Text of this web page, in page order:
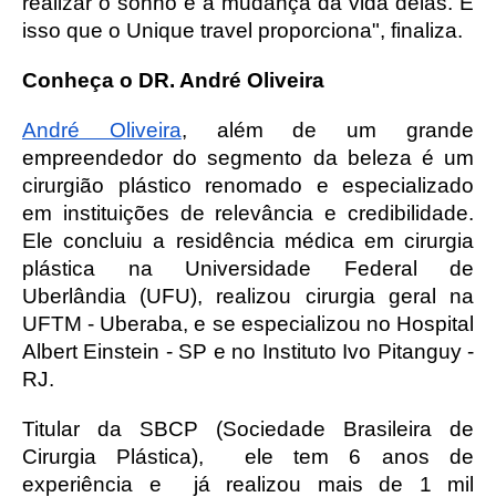
isso que o Unique travel proporciona", finaliza.
Conheça o DR. André Oliveira
André Oliveira, além de um grande
empreendedor do segmento da beleza é um
cirurgião plástico renomado e especializado
em instituições de relevância e credibilidade.
Ele concluiu a residência médica em cirurgia
plástica na Universidade Federal de
Uberlândia (UFU), realizou cirurgia geral na
UFTM - Uberaba, e se especializou no Hospital
Albert Einstein - SP e no Instituto Ivo Pitanguy -
RJ.
Titular da SBCP (Sociedade Brasileira de
Cirurgia Plástica),  ele tem 6 anos de
experiência e  já realizou mais de 1 mil